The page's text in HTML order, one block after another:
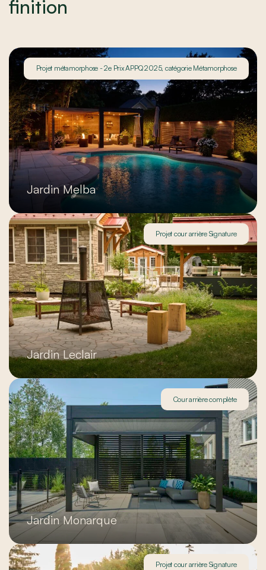
finition
Jardin Melba
Projet métamorphose - 2e Prix APPQ 2025, catégorie Métamorphose
Jardin Leclair
Projet cour arrière Signature
Jardin Monarque
Cour arrière complète
Projet cour arrière Signature